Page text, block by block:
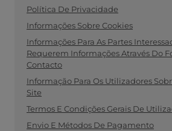
Política De Privacidade
Informações Sobre Cookies
Informações Para As Partes
Requerem Informações Através Do
Contacto
Informação Para Os Utilizadores
Site
Termos E Condições Gerais De
Envio E Métodos De Pagamento